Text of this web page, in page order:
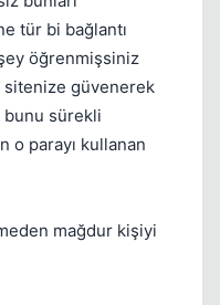
tür bi bağlantı
öğrenmişsiniz
güvenerek
bunu sürekli
o parayı kullanan
mağdur kişiyi